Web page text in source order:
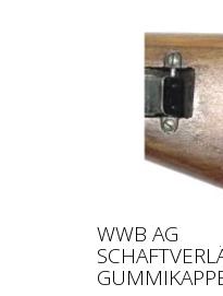
WWB AG